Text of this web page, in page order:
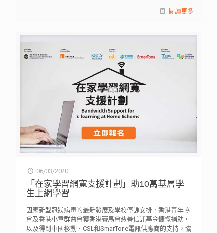
閱讀更多
06/03/2020
「在家學習網寬支援計劃」助10萬基層學
生上網學習
因應新型冠狀病毒的最新發展及學校停課安排，香港青年協
會及香港小童群益會獲香港賽馬會慈善信託基金慷慨捐助，
以及得到中國移動、CSL和SmarTone電訊供應商的支持，協